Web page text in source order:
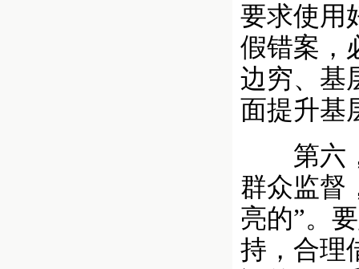
要求使用
假错案，
边穷、基
面提升基
第六，
群众监督
亮的”。
持，合理